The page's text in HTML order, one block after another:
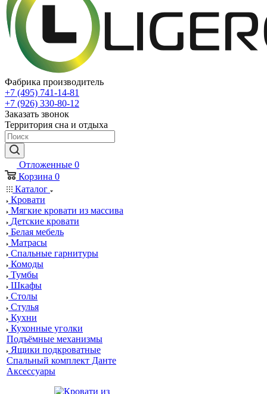
Фабрика производитель
+7 (495) 741-14-81
+7 (926) 330-80-12
Заказать звонок
Территория сна и отдыха
Отложенные 0
Корзина 0
Каталог
Кровати
Мягкие кровати из массива
Детские кровати
Белая мебель
Матрасы
Спальные гарнитуры
Комоды
Тумбы
Шкафы
Столы
Стулья
Кухни
Кухонные уголки
Подъёмные механизмы
Ящики подкроватные
Спальный комплект Данте
Аксессуары